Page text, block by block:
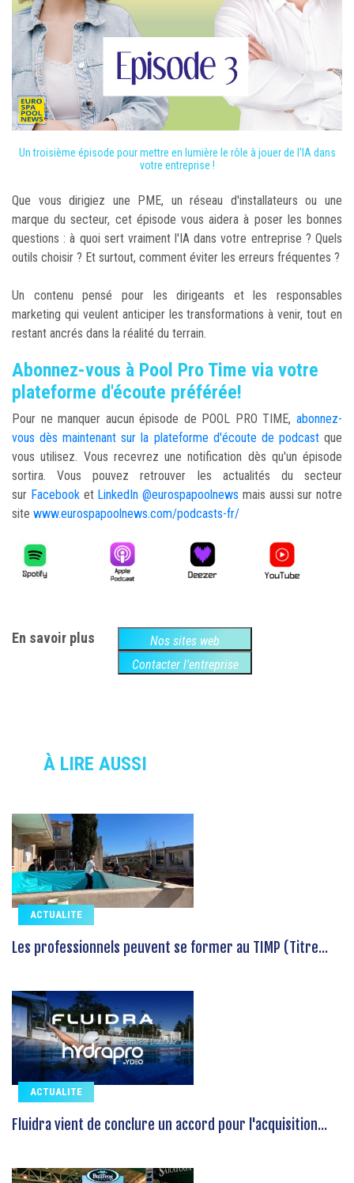
Un troisième épisode pour mettre en lumière le rôle à jouer de l'IA dans
votre entreprise !
Que vous dirigiez une PME, un réseau d'installateurs ou une
marque du secteur, cet épisode vous aidera à poser les bonnes
questions : à quoi sert vraiment l'IA dans votre entreprise ? Quels
outils choisir ? Et surtout, comment éviter les erreurs fréquentes ?
Un contenu pensé pour les dirigeants et les responsables
marketing qui veulent anticiper les transformations à venir, tout en
restant ancrés dans la réalité du terrain.
Abonnez-vous à Pool Pro Time via votre
plateforme d'écoute préférée!
Pour ne manquer aucun épisode de POOL PRO TIME, abonnez-
vous dès maintenant sur la plateforme d'écoute de podcastque
vous utilisez. Vous recevrez une notification dès qu'un épisode
sortira. Vous pouvez retrouver les actualités du secteur
sur Facebooket LinkedIn @eurospapoolnews mais aussi sur notre
site www.eurospapoolnews.com/podcasts-fr/
En savoir plus
Nos sites web
Contacter l'entreprise
À LIRE AUSSI
ACTUALITE
Les professionnels peuvent se former au TIMP (Titre...
ACTUALITE
Fluidra vient de conclure un accord pour l'acquisition...